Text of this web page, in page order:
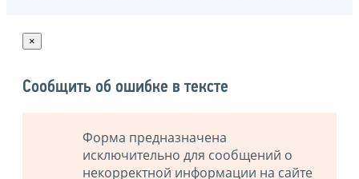
×
Сообщить об ошибке в тексте
Форма предназначена
исключительно для сообщений о
некорректной информации на сайте